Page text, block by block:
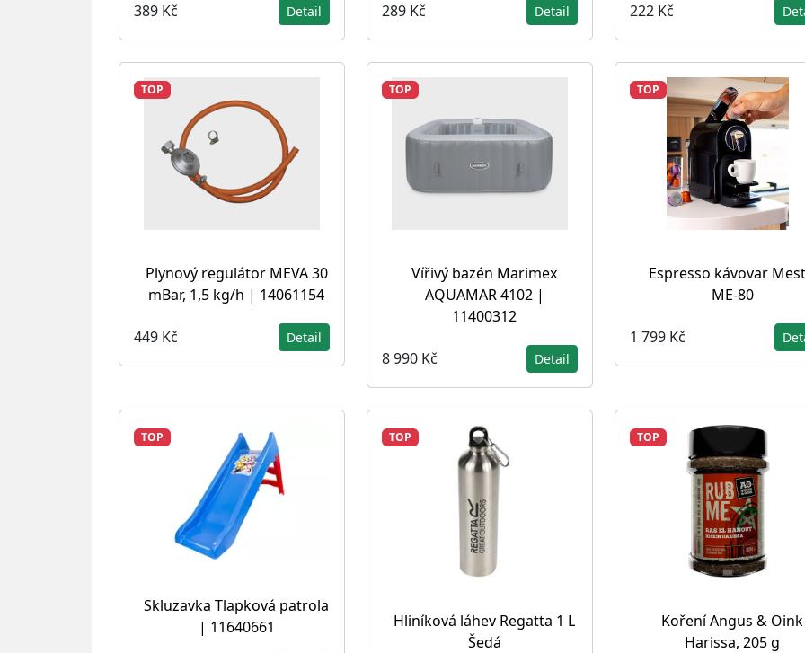
389 Kč Detail 289 Kč Detail 222 Kč
TOP
Plynový regulátor MEVA 30
mBar, 1,5 kg/h | 14061154
449 Kč Detail
TOP
Vířivý bazén Marimex
AQUAMAR 4102 |
11400312
8 990 Kč Detail
TOP
Espresso kávovar
ME-80
1 799 Kč
TOP
Skluzavka Tlapková patrola
| 11640661
TOP
Hliníková láhev Regatta 1 L
Šedá
TOP
Koření Angus & Oink
Harissa, 205 g